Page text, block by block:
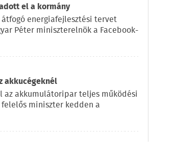
el a kormány
energiafejlesztési tervet
Péter miniszterelnök a Facebook-
akkucégeknél
az akkumulátoripar teljes működési
miniszter kedden a